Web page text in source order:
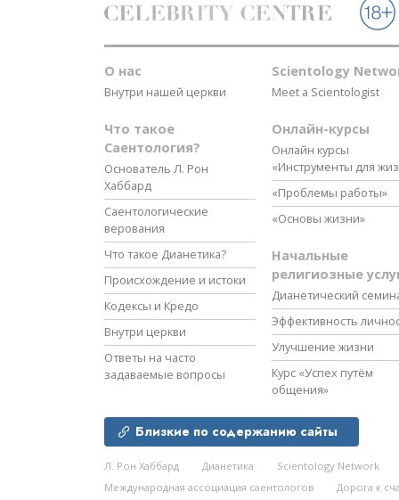
О нас
Внутри нашей церкви
Что такое
Саентология?
Основатель Л. Рон
Хаббард
Саентологические
верования
Что такое Дианетика?
Происхождение и истоки
Кодексы и Кредо
Внутри церкви
Ответы на часто
задаваемые вопросы
Scientology
Meet a Scientologist
Онлайн-курсы
Онлайн курсы
«Инструменты для
«Проблемы работы»
«Основы жизни»
Начальные
религиозные
Дианетический
Эффективность
Улучшение жизни
Курс «Успех путём
общения»
Близкие по содержанию сайты
Л. Рон Хаббард Дианетика Scientology Network
Международная ассоциация саентологов
Дорога к